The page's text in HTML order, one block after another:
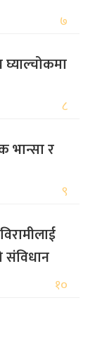
७
घ्याल्चोकमा
८
भान्सा र
९
१०